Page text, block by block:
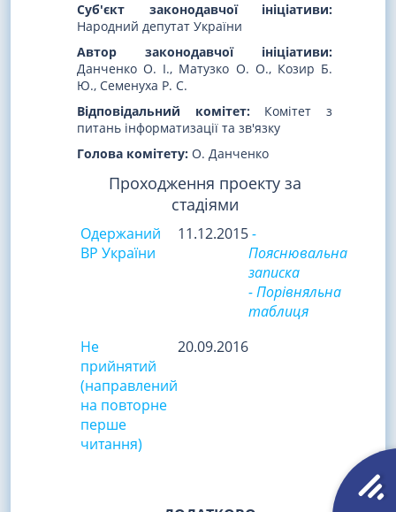
Суб'єкт законодавчої ініціативи:
Народний депутат України
Автор законодавчої ініціативи:
Данченко О. І., Матузко О. О., Козир Б.
Ю., Семенуха Р. С.
Відповідальний комітет:Комітет з
питань інформатизації та зв'язку
Голова комітету: О. Данченко
Проходження проекту за
стадіями
Одержаний
ВР України
11.12.2015-
Пояснювальна
записка
- Порівняльна
таблиця
Не
прийнятий
(направлений
на повторне
перше
читання)
20.09.2016